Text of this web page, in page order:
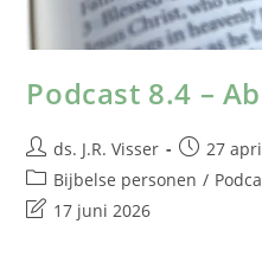
Podcast 8.4 –
ds. J.R. Visser
27
Bijbelse personen /
17 juni 2026